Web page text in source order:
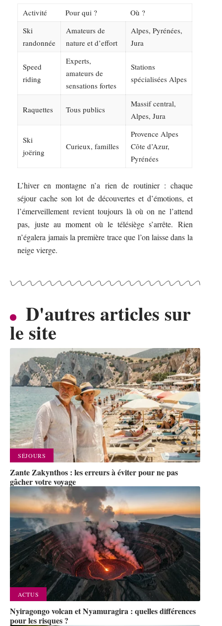
Activité Pour qui ?
Où ?
Ski
randonnée
Amateurs de
nature et d’effort
Alpes, Pyrénées,
Jura
Speed
riding
Experts,
amateurs de
sensations fortes
Stations
spécialisées Alpes
Raquettes Tous publics
Massif central,
Alpes, Jura
Ski
joëring
Curieux, familles
Provence Alpes
Côte d’Azur,
Pyrénées
L’hiver en montagne n’a rien de routinier : chaque
séjour cache son lot de découvertes et d’émotions, et
l’émerveillement revient toujours là où on ne l’attend
pas, juste au moment où le télésiège s’arrête. Rien
n’égalera jamais la première trace que l’on laisse dans la
neige vierge.
D'autres articles sur
le site
SÉJOURS
Zante Zakynthos : les erreurs à éviter pour ne pas
gâcher votre voyage
ACTUS
Nyiragongo volcan et Nyamuragira : quelles différences
pour les risques ?